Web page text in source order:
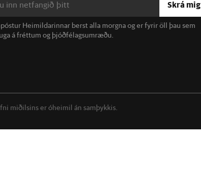
Skrá mig
Heimildarinnar berst alla morgna og er fyrir öll þau sem
á fréttum og þjóðfélagsumræðu.
miðilsins er óheimil án samþykkis.